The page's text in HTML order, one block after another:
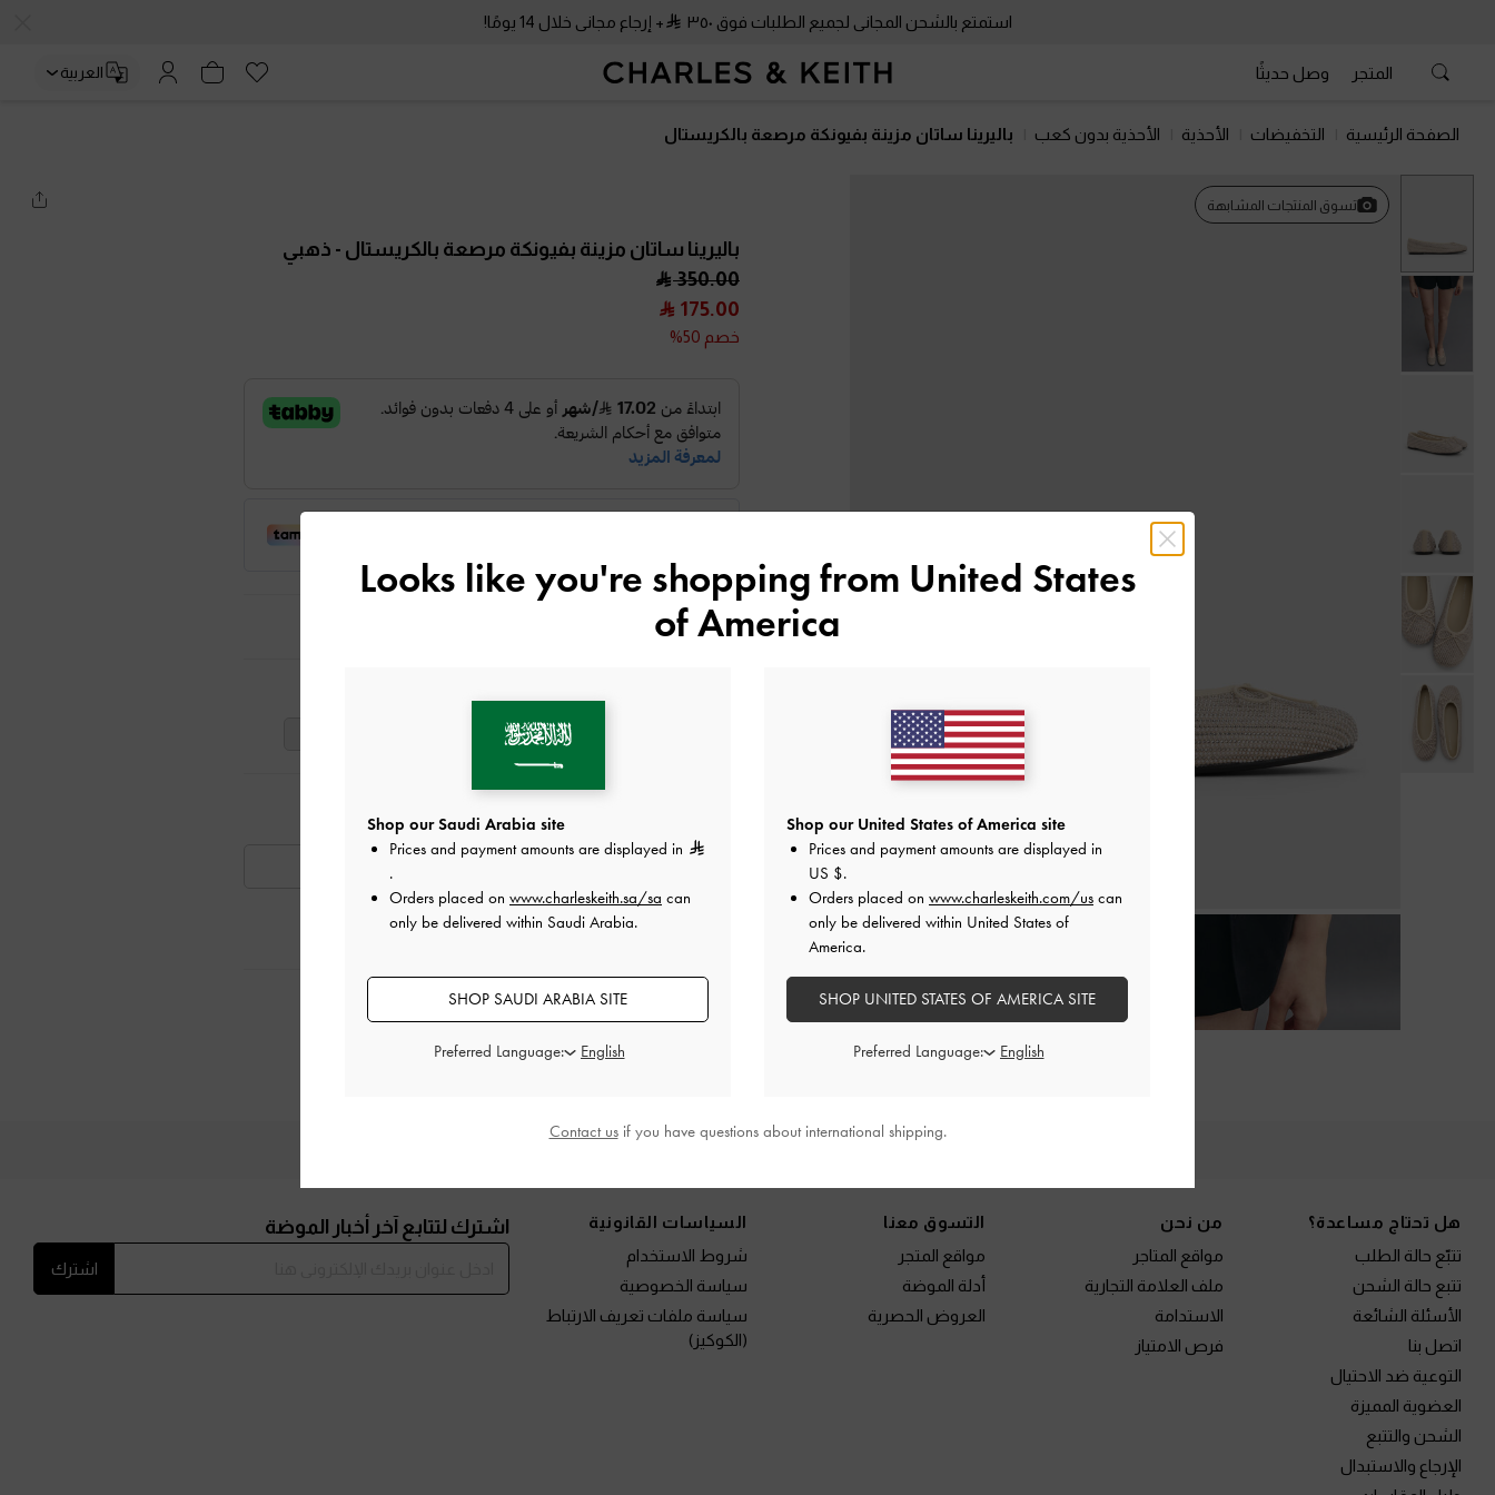
استمتع بالشحن المجاني لجميع الطلبات فوق ٣٥٠ + إرجاع مجاني خلال 14 يومًا!
المتجر وصل حديثًا العربية
الصفحة الرئيسية التخفيضات الأحذية الأحذية بدون كعب باليرينا ساتان مزينة بفيونكة مرصعة بالكريستال
تسوق المنتجات المشابهة
باليرينا ساتان مزينة بفيونكة مرصعة بالكريستال - ذهبي
350.00
175.00
خصم 50%
اللون: ذهبي
37
38
أضف إلى قائمة الرغبات
ملاحظات المحرر
تفاصيل المنتج
العروض الحصرية
الشحن والإرجاع
هل تحتاج مساعدة؟
تتبّع حالة الطلب
تتبع حالة الشحن
الأسئلة الشائعة
اتصل بنا
التوعية ضد الاحتيال
العضوية المميزة
الشحن والتتبع
الإرجاع والاستبدال
من نحن
مواقع المتاجر
ملف العلامة التجارية
الاستدامة
فرص الامتياز
التسوق معنا
مواقع المتجر
أدلة الموضة
العروض الحصرية
السياسات القانونية
شروط الاستخدام
سياسة الخصوصية
سياسة ملفات تعريف الارتباط
(الكوكيز)
اشترك لتتابع آخر أخبار الموضة
اشترك
Looks like you're shopping from United States
of America
Shop our Saudi Arabia site
Prices and payment amounts are displayed in
.
Orders placed on www.charleskeith.sa/sa can
only be delivered within Saudi Arabia.
SHOP SAUDI ARABIA SITE
Preferred Language:
Shop our United States of America site
Prices and payment amounts are displayed in
US $.
Orders placed on www.charleskeith.com/us can
only be delivered within United States of
America.
SHOP UNITED STATES OF AMERICA SITE
Preferred Language:
Contact usif you have questions about international shipping.